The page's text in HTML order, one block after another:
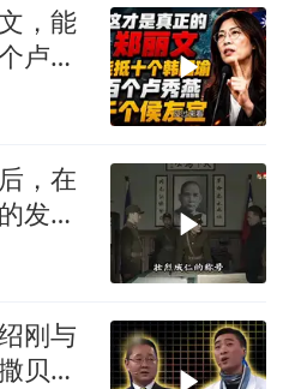
，能
卢秀
，在
发
刚与
贝